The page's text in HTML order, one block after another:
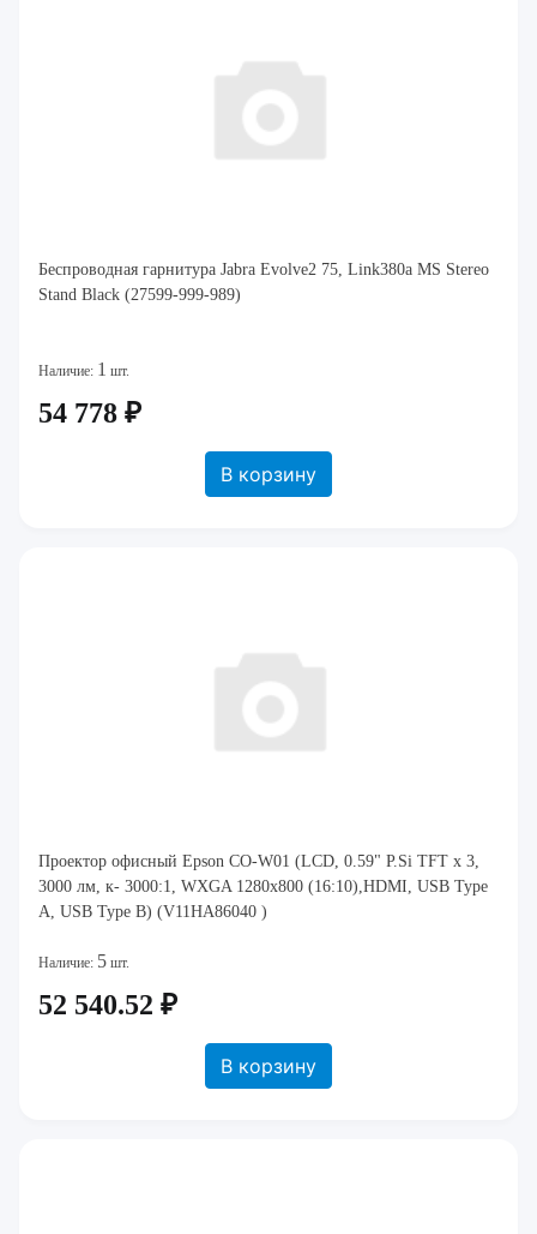
Беспроводная гарнитура Jabra Evolve2 75, Link380a MS Stereo
Stand Black (27599-999-989)
Наличие: 1 шт.
54 778 ₽
В корзину
Проектор офисный Epson CO-W01 (LCD, 0.59" P.Si TFT x 3,
3000 лм, к- 3000:1, WXGA 1280x800 (16:10),HDMI, USB Type
A, USB Type B) (V11HA86040 )
Наличие: 5 шт.
52 540.52 ₽
В корзину